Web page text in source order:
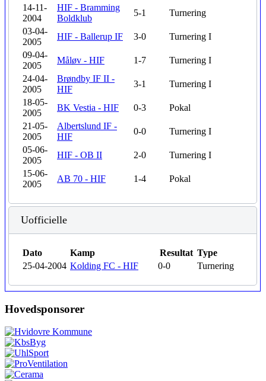
14-11-
2004
HIF - Bramming
Boldklub
5-1
Turnering
03-04-
2005
HIF - Ballerup IF 3-0 Turnering I
09-04-
2005
Måløv - HIF 1-7 Turnering I
24-04-
2005
Brøndby IF II -
HIF
3-1 Turnering I
18-05-
2005
BK Vestia - HIF 0-3
Pokal
21-05-
2005
Albertslund IF -
HIF
0-0 Turnering I
05-06-
2005
HIF - OB II 2-0 Turnering I
15-06-
2005
AB 70 - HIF 1-4 Pokal
Uofficielle
Dato Kamp Resultat Type
25-04-2004 Kolding FC - HIF 0-0 Turnering
Hovedsponsorer